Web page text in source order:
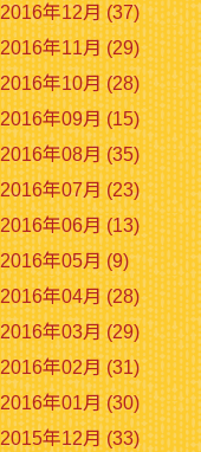
2016年12月 (37)
2016年11月 (29)
2016年10月 (28)
2016年09月 (15)
2016年08月 (35)
2016年07月 (23)
2016年06月 (13)
2016年05月 (9)
2016年04月 (28)
2016年03月 (29)
2016年02月 (31)
2016年01月 (30)
2015年12月 (33)